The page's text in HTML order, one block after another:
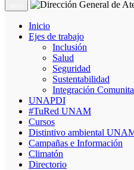
Inicio
Ejes de trabajo
Inclusión
Salud
Seguridad
Sustentabilidad
Integración
UNAPDI
#TuRed UNAM
Cursos
Distintivo ambiental
Campañas e Información
Climatón
Directorio